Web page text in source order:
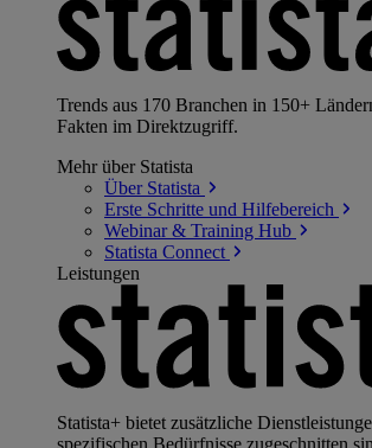
Trends aus 170 Branchen in 150+
Fakten im Direktzugriff.
Mehr über Statista
Über Statista
Erste Schritte und Hilfebereich
Webinar & Training Hub
Statista Connect
Leistungen
Statista+ bietet zusätzliche
spezifischen Bedürfnisse zugeschnitten